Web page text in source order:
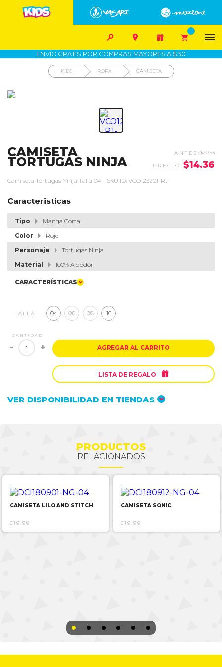
 
   
1700-VASARI (827274) MIS PEDIDOS
COMO COMPRAR DEVOLUCIÓN SIN COSTO
ENVÍO GRATIS POR COMPRAS MAYORES A $30
KIDS ROPA CAMISETA
CAMISETA
TORTUGAS NINJA
$20.53
$14.36
Camiseta Tortugas Ninja Talla 04 - SKU ID: VCO123201-RJ
Caracteristicas
Tipo
Manga Corta
Color
Rojo
Personaje
Tortugas Ninja
Material
100% Algodón
CARACTERÍSTICAS
TALLA 04 06 08 10
CANTIDAD
- + AGREGAR AL CARRITO
LISTA DE REGALO 
VER DISPONIBILIDAD EN TIENDAS
PRODUCTOS
RELACIONADOS
CAMISETA LILO AND STITCH
$19.99
CAMISETA SONIC
$19.99